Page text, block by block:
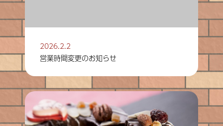
2026.2.2
営業時間変更のお知らせ